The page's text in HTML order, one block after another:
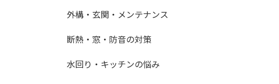
外構・玄関・メンテナンス
断熱・窓・防音の対策
水回り・キッチンの悩み